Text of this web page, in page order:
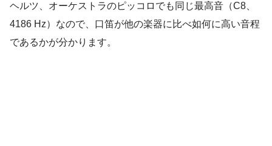
ヘルツ、オーケストラのピッコロでも同じ最高音（C8、
4186 Hz）なので、口笛が他の楽器に比べ如何に高い音程
であるかが分かります。